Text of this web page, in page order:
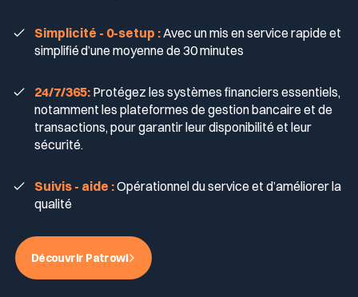
Simplicité - 0-setup : Avec un mis en service rapide et
simplifié d’une moyenne de 30 minutes
24/7/365: Protégez les systèmes financiers essentiels,
notamment les plateformes de gestion bancaire et de
transactions, pour garantir leur disponibilité et leur
sécurité.
Suivis - aide :Opérationnel du service et d’améliorer la
qualité
Découvrir Patrowl